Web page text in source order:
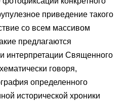
приведение такого
со всем массивом
предлагаются
интерпретации Священного
говоря,
определенного
исторической хроники